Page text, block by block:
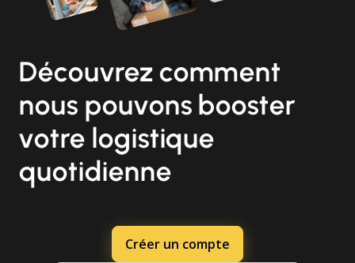
Découvrez comment
nous pouvons booster
votre logistique
quotidienne
Créer un compte